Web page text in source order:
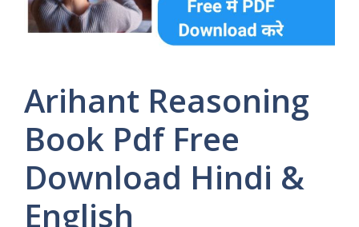
Arihant Reasoning
Book Pdf Free
Download Hindi &
English